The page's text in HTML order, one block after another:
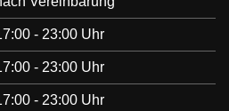
- 23:00 Uhr
- 23:00 Uhr
- 23:00 Uhr